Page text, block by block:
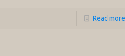
Read more